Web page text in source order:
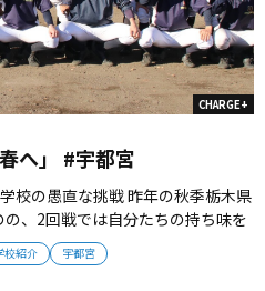
CHARGE+
校紹介 宇都宮
へ」 #宇都宮
校の愚直な挑戦 昨年の秋季栃木県
、2回戦では自分たちの持ち味を
実感させられた課題、そして悔
なって1924（大正13）年以来遠